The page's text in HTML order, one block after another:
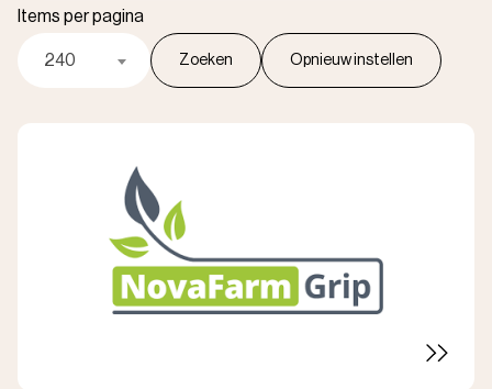
Items per pagina
240